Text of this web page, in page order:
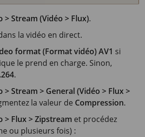
> Stream (Vidéo > Flux).
la vidéo en direct.
format (Format vidéo)AV1 si
le prend en charge. Sinon,
.
> Stream > General (Vidéo > Flux >
la valeur de Compression.
> Flux > Zipstream et procédez
ou plusieurs fois) :